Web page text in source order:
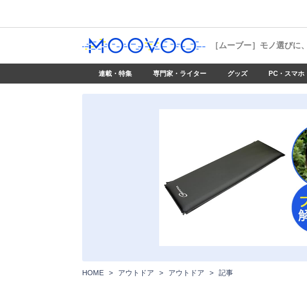
［ムーブー］ モノ選びに
連載・特集 専門家・ライター グッズ PC・スマホ
HOME > アウトドア > アウトドア > 記事